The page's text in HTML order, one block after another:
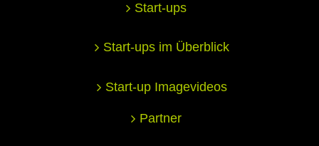
Start-ups
Start-ups im Überblick
Start-up Imagevideos
Partner